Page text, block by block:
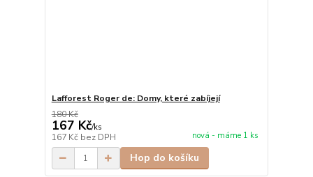
Lafforest Roger de: Domy, které zabíjejí
180 Kč
167 Kč/ks
167 Kč bez DPH nová - máme 1 ks
Hop do košíku